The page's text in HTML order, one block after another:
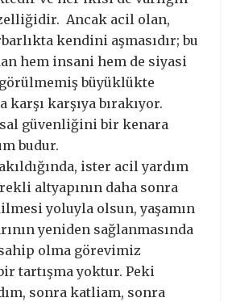
Ancak acil olan,
kendini aşmasıdır; bu
hem insani hem de siyasi
büyüklükte
karşıya bırakıyor.
güvenliğini bir kenara
budur.
ister acil yardım
altyapının daha sonra
yoluyla olsun, yaşamın
yeniden sağlanmasında
olma görevimiz
tartışma yoktur. Peki
sonra katliam, sonra